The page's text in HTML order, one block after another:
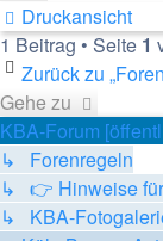
Druckansicht
1 Beitrag • Seite 1
Zurück zu
Gehe zu
KBA-Forum
↳ Forenregeln
↳ 👉 Hinweise für
↳ KBA-